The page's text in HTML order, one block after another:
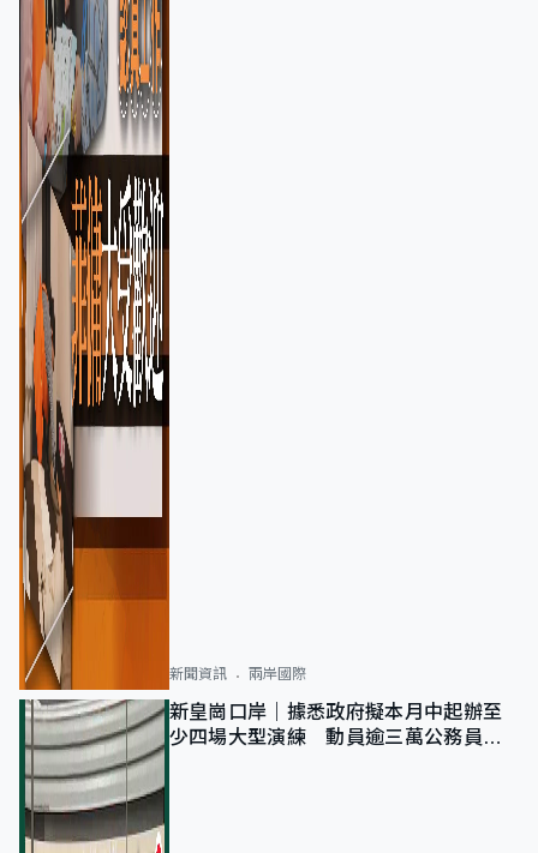
新聞資訊 兩岸國際
新皇崗口岸｜據悉政府擬本月中起辦至
少四場大型演練 動員逾三萬公務員人